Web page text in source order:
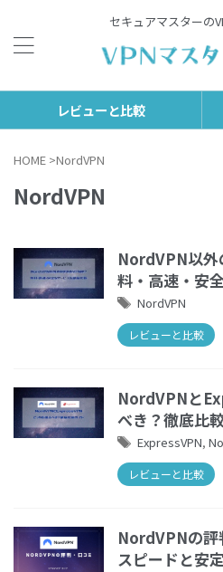
セキュアマスターの
レビューと比較
HOME >NordVPN
NordVPN
NordVPN以外
料・高速・安
NordVPN
レビューと比較
NordVPNと
べき？徹底比
ExpressVPN,
レビューと比較
NordVPNの評
スピードと安